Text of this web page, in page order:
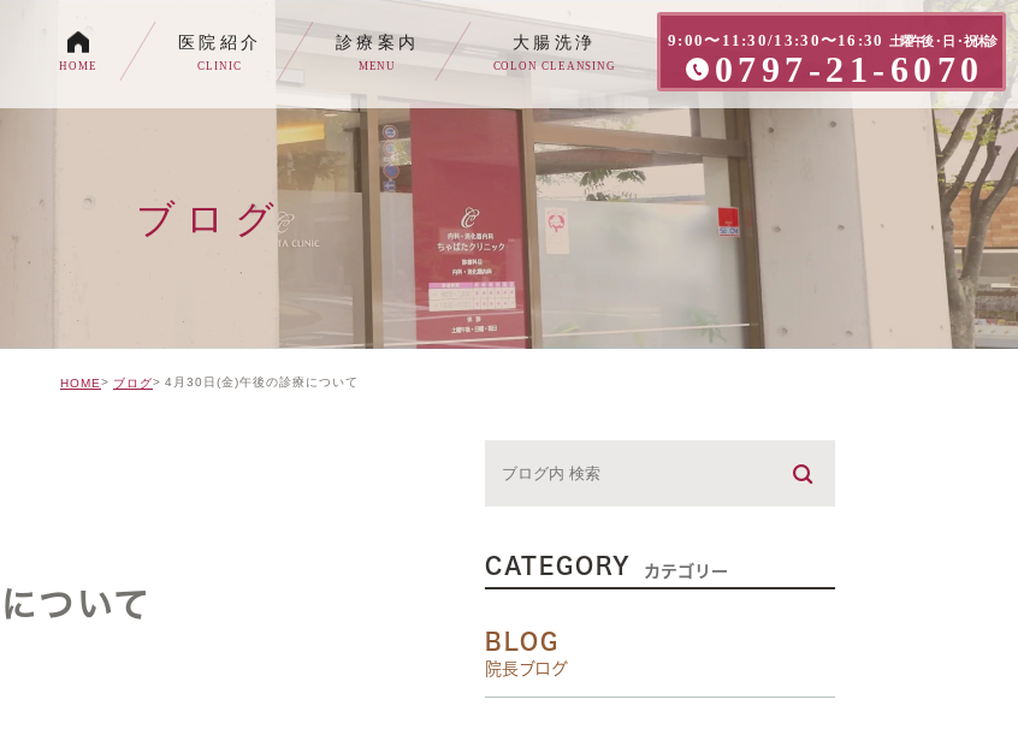
9:00〜11:30/13:30〜16:30 土曜午後・日・祝休診
0797-21-6070
HOME
医院紹介
CLINIC
診療案内
MENU
各種内視鏡検査について
生活習慣病
消化器内科・内科
トイレの症状でお悩みの方へ
大腸洗浄
COLON CLEANSING
ブログ
HOME ブログ 4月30日(金)午後の診療について
ついて
CATEGORY カテゴリー
BLOG
院長ブログ